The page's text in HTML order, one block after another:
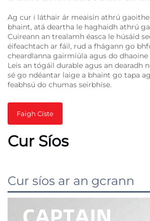
Ag cur i láthair ár meaisín athrú
bhaint, atá deartha le haghaidh athrú
Cuireann an trealamh éasca le húsáid
éifeachtach ar fáil, rud a fhágann go
cheardlanna gairmiúla agus do dhaoine
Leis an tógáil durable agus an dearadh
sé go ndéantar laige a bhaint go tapa
feabhsú do chumas seirbhíse.
Faigh Císte
Cur Síos
Cur síos ar an gcrann